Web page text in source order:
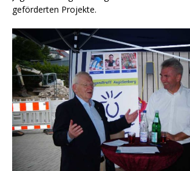
geförderten Projekte.